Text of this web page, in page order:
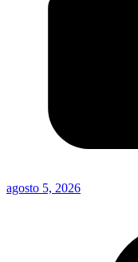
agosto 5, 2026